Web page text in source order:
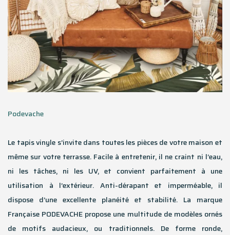
Podevache
Le tapis vinyle s’invite dans toutes les pièces de votre maison et
même sur votre terrasse. Facile à entretenir, il ne craint ni l’eau,
ni les tâches, ni les UV, et convient parfaitement à une
utilisation à l’extérieur. Anti-dérapant et imperméable, il
dispose d’une excellente planéité et stabilité. La marque
Française PODEVACHE propose une multitude de modèles ornés
de motifs audacieux, ou traditionnels. De forme ronde,